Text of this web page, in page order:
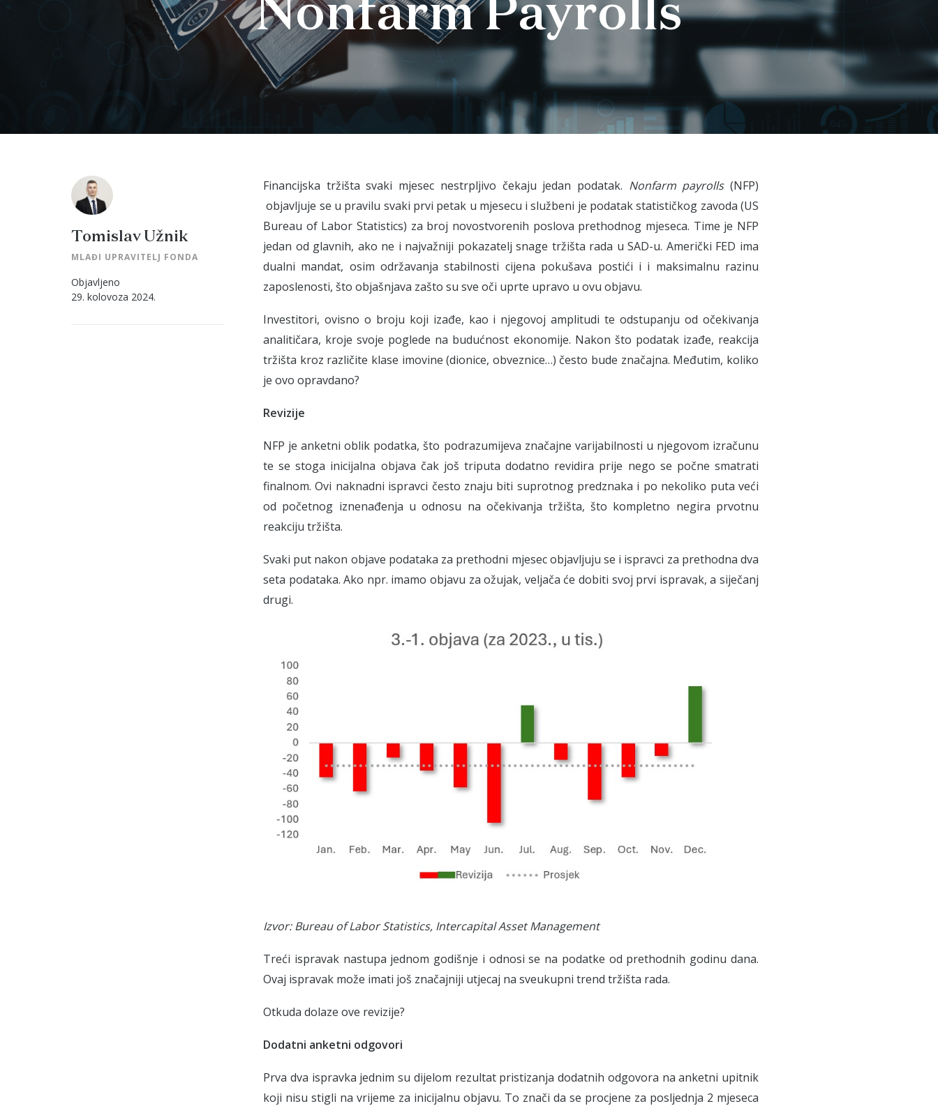
Nonfarm Payrolls
Financijska tržišta svaki mjesec nestrpljivo čekaju jedan podatak. Nonfarm payrolls(NFP)
objavljuje se u pravilu svaki prvi petak u mjesecu i službeni je podatak statističkog zavoda (US
Bureau of Labor Statistics) za broj novostvorenih poslova prethodnog mjeseca. Time je NFP
jedan od glavnih, ako ne i najvažniji pokazatelj snage tržišta rada u SAD-u. Američki FED ima
dualni mandat, osim održavanja stabilnosti cijena pokušava postići i i maksimalnu razinu
zaposlenosti, što objašnjava zašto su sve oči uprte upravo u ovu objavu.
Investitori, ovisno o broju koji izađe, kao i njegovoj amplitudi te odstupanju od očekivanja
analitičara, kroje svoje poglede na budućnost ekonomije. Nakon što podatak izađe, reakcija
tržišta kroz različite klase imovine (dionice, obveznice…) često bude značajna. Međutim, koliko
je ovo opravdano?
Revizije
NFP je anketni oblik podatka, što podrazumijeva značajne varijabilnosti u njegovom izračunu
te se stoga inicijalna objava čak još triputa dodatno revidira prije nego se počne smatrati
finalnom. Ovi naknadni ispravci često znaju biti suprotnog predznaka i po nekoliko puta veći
od početnog iznenađenja u odnosu na očekivanja tržišta, što kompletno negira prvotnu
reakciju tržišta.
Svaki put nakon objave podataka za prethodni mjesec objavljuju se i ispravci za prethodna dva
seta podataka. Ako npr. imamo objavu za ožujak, veljača će dobiti svoj prvi ispravak, a siječanj
drugi.
Izvor: Bureau of Labor Statistics, Intercapital Asset Management
Treći ispravak nastupa jednom godišnje i odnosi se na podatke od prethodnih godinu dana.
Ovaj ispravak može imati još značajniji utjecaj na sveukupni trend tržišta rada.
Otkuda dolaze ove revizije?
Dodatni anketni odgovori
Prva dva ispravka jednim su dijelom rezultat pristizanja dodatnih odgovora na anketni upitnik
koji nisu stigli na vrijeme za inicijalnu objavu. To znači da se procjene za posljednja 2 mjeseca
Tomislav Užnik
MLAĐI UPRAVITELJ FONDA
Objavljeno
29. kolovoza 2024.